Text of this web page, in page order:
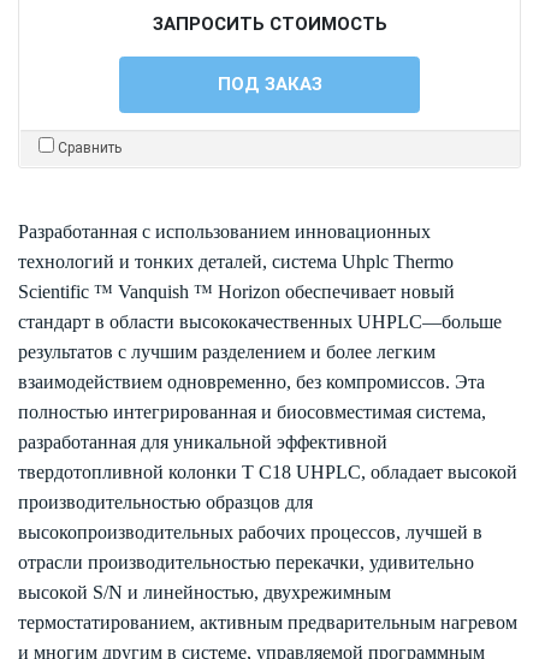
ЗАПРОСИТЬ СТОИМОСТЬ
ПОД ЗАКАЗ
Сравнить
Разработанная с использованием инновационных
технологий и тонких деталей, система Uhplc Thermo
Scientific ™ Vanquish ™ Horizon обеспечивает новый
стандарт в области высококачественных UHPLC—больше
результатов с лучшим разделением и более легким
взаимодействием одновременно, без компромиссов. Эта
полностью интегрированная и биосовместимая система,
разработанная для уникальной эффективной
твердотопливной колонки T C18 UHPLC, обладает высокой
производительностью образцов для
высокопроизводительных рабочих процессов, лучшей в
отрасли производительностью перекачки, удивительно
высокой S/N и линейностью, двухрежимным
термостатированием, активным предварительным нагревом
и многим другим в системе, управляемой программным